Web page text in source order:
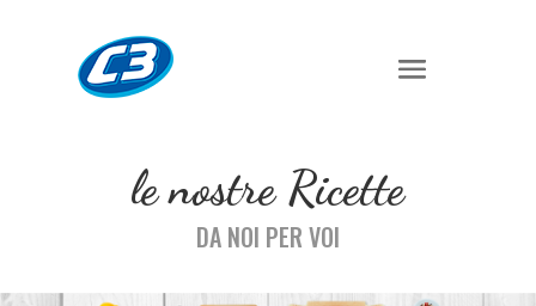
le nostre Ricette
DA NOI PER VOI